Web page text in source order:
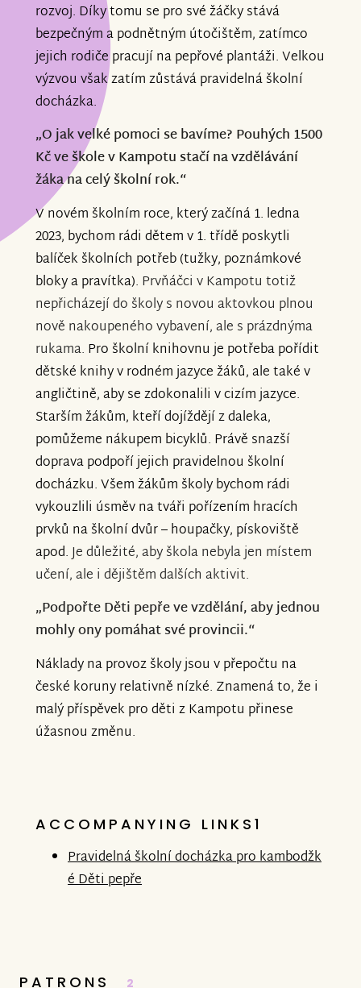
rozvoj. Díky tomu se pro své žáčky stává
bezpečným a podnětným útočištěm, zatímco
jejich rodiče pracují na pepřové plantáži. Velkou
výzvou však zatím zůstává pravidelná školní
docházka.
„O jak velké pomoci se bavíme? Pouhých 1500
Kč ve škole v Kampotu stačí na vzdělávání
žáka na celý školní rok.“
V novém školním roce, který začíná 1. ledna
2023, bychom rádi dětem v 1. třídě poskytli
balíček školních potřeb (tužky, poznámkové
bloky a pravítka). Prvňáčci v Kampotu totiž
nepřicházejí do školy s novou aktovkou plnou
nově nakoupeného vybavení, ale s prázdnýma
rukama. Pro školní knihovnu je potřeba pořídit
dětské knihy v rodném jazyce žáků, ale také v
angličtině, aby se zdokonalili v cizím jazyce.
Starším žákům, kteří dojíždějí z daleka,
pomůžeme nákupem bicyklů. Právě snazší
doprava podpoří jejich pravidelnou školní
docházku. Všem žákům školy bychom rádi
vykouzlili úsměv na tváři pořízením hracích
prvků na školní dvůr – houpačky, pískoviště
apod.Je důležité, aby škola nebyla jen místem
učení, ale i dějištěm dalších aktivit.
„Podpořte Děti pepře ve vzdělání, aby jednou
mohly ony pomáhat své provincii.“
Náklady na provoz školy jsou v přepočtu na
české koruny relativně nízké. Znamená to, že i
malý příspěvek pro děti z Kampotu přinese
úžasnou změnu.
ACCOMPANYING LINKS1
Pravidelná školní docházka pro kambodžk
é Děti pepře
PATRONS 2